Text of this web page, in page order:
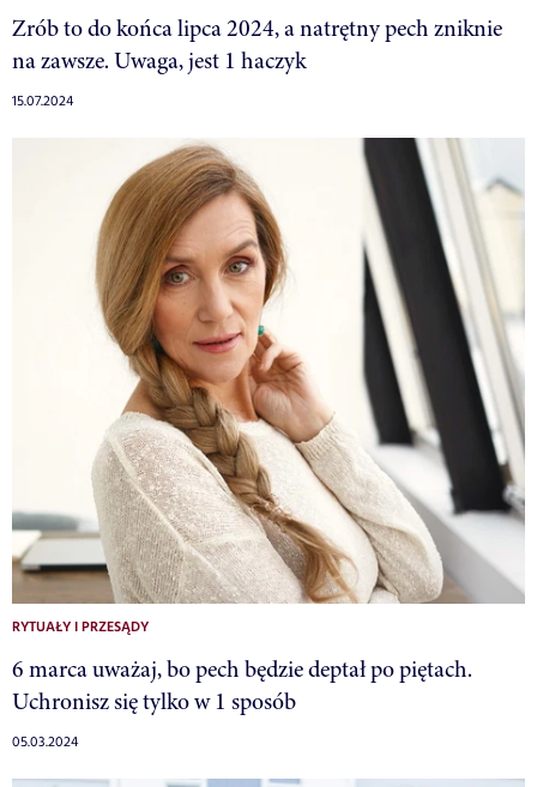
Zrób to do końca lipca 2024, a natrętny pech zniknie
na zawsze. Uwaga, jest 1 haczyk
15.07.2024
RYTUAŁY I PRZESĄDY
6 marca uważaj, bo pech będzie deptał po piętach.
Uchronisz się tylko w 1 sposób
05.03.2024